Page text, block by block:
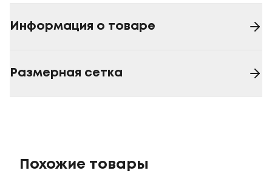
Информация о товаре
Размерная сетка
Похожие товары